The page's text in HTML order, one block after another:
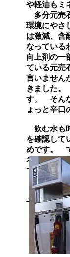
や軽油もミ
多分元売
環境にやさ
は激減、含
なっている
向上剤の一
ている元売
言いません
きました。
す。 そん
ょっと辛口
飲む水も
を確認して
めです。
考えてみま
てください
＜燃料添加